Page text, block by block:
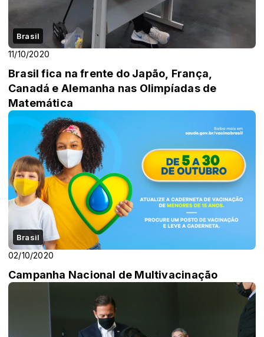
Brasil
11/10/2020
Brasil fica na frente do Japão, França,
Canadá e Alemanha nas Olimpíadas de
Matemática
Brasil
02/10/2020
Campanha Nacional de Multivacinação